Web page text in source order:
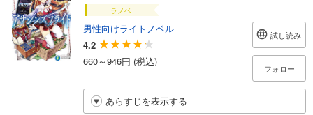
ラノベ
男性向けライトノベル
4.2
660～946円 (税込)
試し読み
フォロー
あらすじを表示する